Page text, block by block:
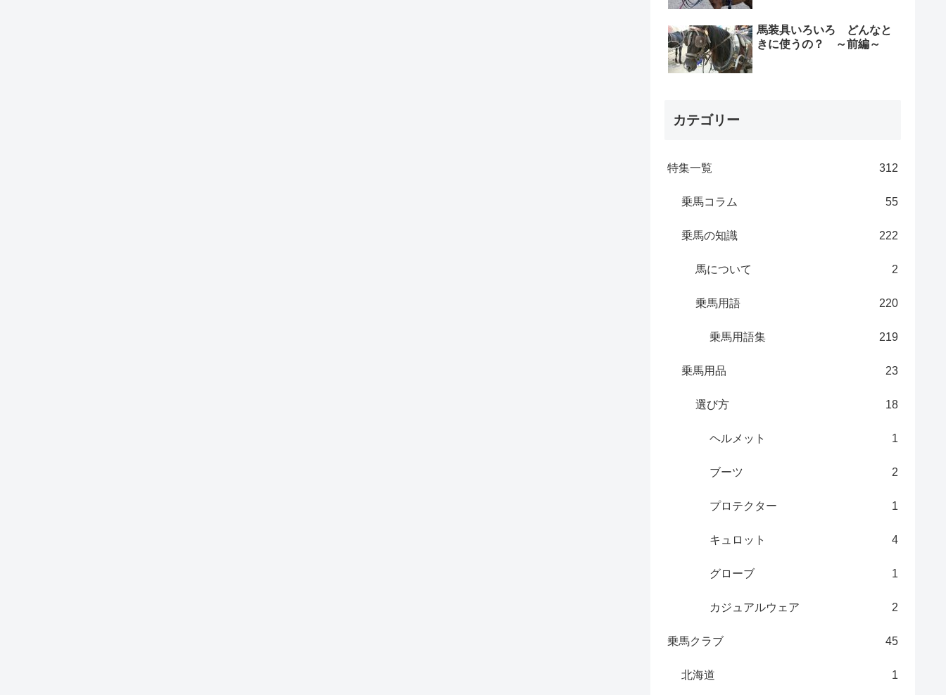
馬装具いろいろ どんなと
きに使うの？ ～前編～
カテゴリー
特集一覧 312
乗馬コラム 55
乗馬の知識 222
馬について 2
乗馬用語 220
乗馬用語集 219
乗馬用品 23
選び方 18
ヘルメット 1
ブーツ 2
プロテクター 1
キュロット 4
グローブ 1
カジュアルウェア 2
乗馬クラブ 45
北海道 1